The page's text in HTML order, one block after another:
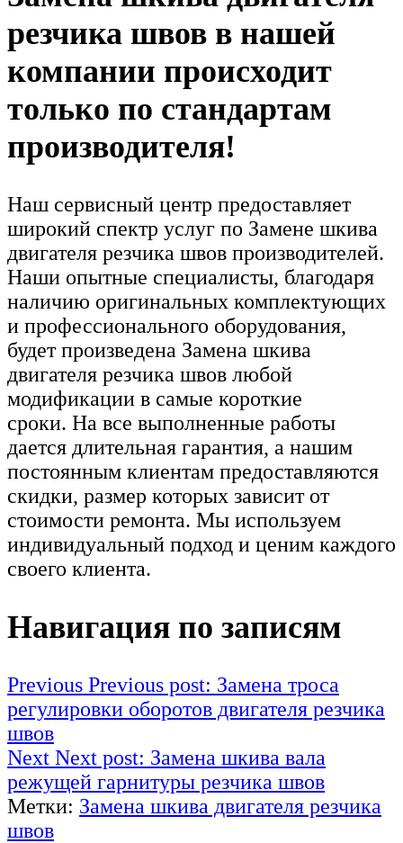
резчика швов в нашей
компании происходит
только по стандартам
производителя!
Наш сервисный центр предоставляет
широкий спектр услуг по Замене шкива
двигателя резчика швов производителей.
Наши опытные специалисты, благодаря
наличию оригинальных комплектующих
и профессионального оборудования,
будет произведена Замена шкива
двигателя резчика швов любой
модификации в самые короткие
сроки. На все выполненные работы
дается длительная гарантия, а нашим
постоянным клиентам предоставляются
скидки, размер которых зависит от
стоимости ремонта. Мы используем
индивидуальный подход и ценим каждого
своего клиента.
Навигация по записям
Previous Previous post: Замена троса
регулировки оборотов двигателя резчика
швов
Next Next post: Замена шкива вала
режущей гарнитуры резчика швов
Метки: Замена шкива двигателя резчика
швов